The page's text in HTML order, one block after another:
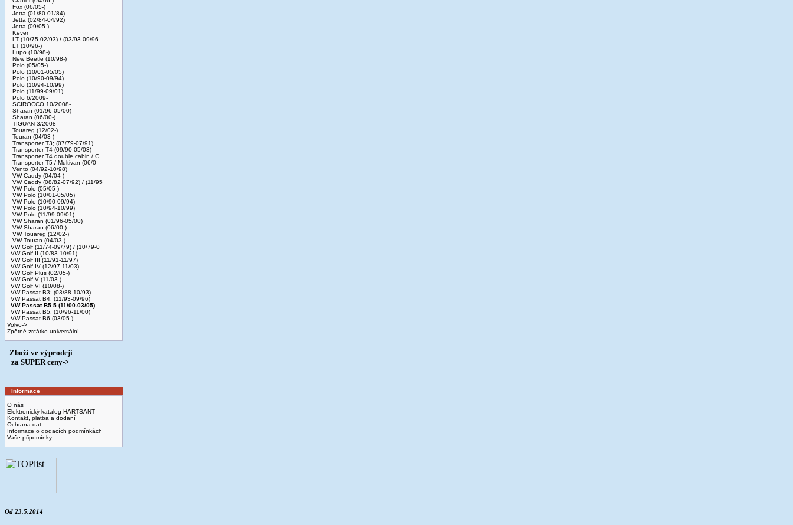
Fox (06/05-)
Jetta (01/80-01/84)
Jetta (02/84-04/92)
Jetta (09/05-)
Kever
LT (10/75-02/93) / (03/93-09/96
LT (10/96-)
Lupo (10/98-)
New Beetle (10/98-)
Polo (05/05-)
Polo (10/01-05/05)
Polo (10/90-09/94)
Polo (10/94-10/99)
Polo (11/99-09/01)
Polo 6/2009-
SCIROCCO 10/2008-
Sharan (01/96-05/00)
Sharan (06/00-)
TIGUAN 3/2008-
Touareg (12/02-)
Touran (04/03-)
Transporter T3; (07/79-07/91)
Transporter T4 (09/90-05/03)
Transporter T4 double cabin / C
Transporter T5 / Multivan (06/0
Vento (04/92-10/98)
VW Caddy (04/04-)
VW Caddy (08/82-07/92) / (11/95
VW Polo (05/05-)
VW Polo (10/01-05/05)
VW Polo (10/90-09/94)
VW Polo (10/94-10/99)
VW Polo (11/99-09/01)
VW Sharan (01/96-05/00)
VW Sharan (06/00-)
VW Touareg (12/02-)
VW Touran (04/03-)
VW Golf (11/74-09/79) / (10/79-0
VW Golf II (10/83-10/91)
VW Golf III (11/91-11/97)
VW Golf IV (12/97-11/03)
VW Golf Plus (02/05-)
VW Golf V (11/03-)
VW Golf VI (10/08-)
VW Passat B3; (03/88-10/93)
VW Passat B4; (11/93-09/96)
VW Passat B5.5 (11/00-03/05)
VW Passat B5; (10/96-11/00)
VW Passat B6 (03/05-)
Volvo->
Zpětné zrcátko universální
Zboží ve výprodeji
­ za SUPER ceny->
Informace
O nás
Elektronický katalog HARTSANT
Kontakt, platba a dodaní
Ochrana dat
Informace o dodacích podmínkách
Vaše připomínky
Od 23.5.2014